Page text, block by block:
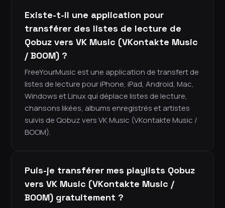
Existe-t-il une application pour
transférer des listes de lecture de
Qobuz vers VK Music (VKontakte Music
/ BOOM) ?
FreeYourMusic est une application de transfert de
listes de lecture pour iPhone, iPad, Android, Mac,
Windows et Linux qui déplace listes de lecture,
chansons likées, albums enregistrés et artistes
suivis de Qobuz vers VK Music (VKontakte Music /
BOOM).
Puis-je transférer mes playlists Qobuz
vers VK Music (VKontakte Music /
BOOM) gratuitement ?